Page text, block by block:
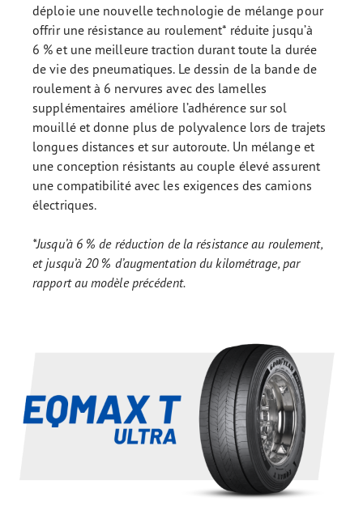
déploie une nouvelle technologie de mélange pour
offrir une résistance au roulement* réduite jusqu’à
6 % et une meilleure traction durant toute la durée
de vie des pneumatiques. Le dessin de la bande de
roulement à 6 nervures avec des lamelles
supplémentaires améliore l’adhérence sur sol
mouillé et donne plus de polyvalence lors de trajets
longues distances et sur autoroute. Un mélange et
une conception résistants au couple élevé assurent
une compatibilité avec les exigences des camions
électriques.
*Jusqu’à 6 % de réduction de la résistance au roulement,
et jusqu’à 20 % d’augmentation du kilométrage, par
rapport au modèle précédent.